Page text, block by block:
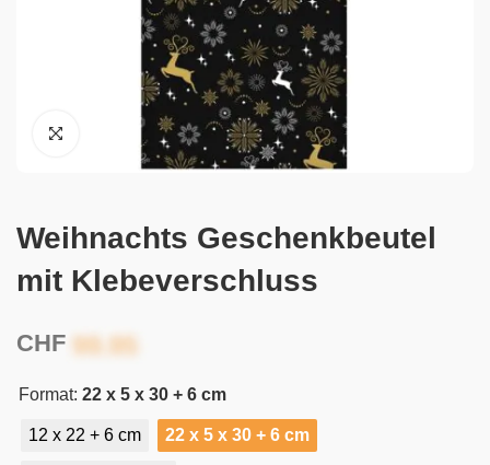
Weihnachts Geschenkbeutel
mit Klebeverschluss
CHF
Format: 22 x 5 x 30 + 6 cm
12 x 22 + 6 cm 22 x 5 x 30 + 6 cm